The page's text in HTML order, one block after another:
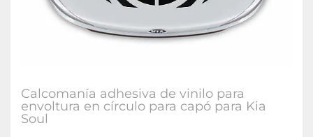
Calcomanía adhesiva de vinilo para
envoltura en círculo para capó para Kia
Soul